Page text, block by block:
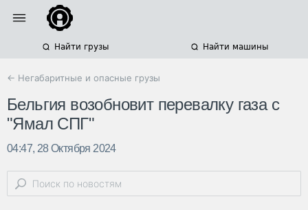
Найти грузы Найти машины
← Негабаритные и опасные грузы
Бельгия возобновит перевалку газа с
"Ямал СПГ"
04:47, 28 Октября 2024